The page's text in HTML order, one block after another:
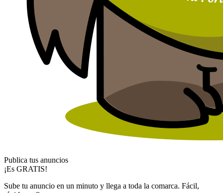
Publica tus anuncios
¡Es GRATIS!
Sube tu anuncio en un minuto y llega a toda la comarca. Fácil,